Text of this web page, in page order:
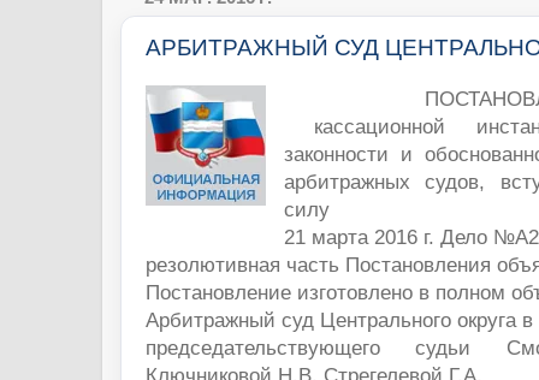
АРБИТРАЖНЫЙ СУД
кассационной
законности и
арбитражных судов,
силу
21 марта 2016 г. Дело
резолютивная часть Постановления
Постановление изготовлено в полном
Арбитражный суд Центрального округа
председательствующего судьи